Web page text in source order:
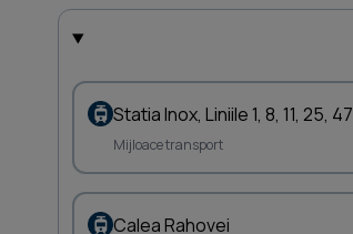
Statia Inox, Liniile 1, 8, 11, 25, 47
Mijloace transport
Calea Rahovei